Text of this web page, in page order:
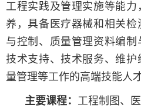
工程实践及管理实施等能
养，具备医疗器械和相关检
与控制、质量管理资料编
技术支持、技术服务、维
量管理等工作的高端技能人才
主要课程：
工程制图、